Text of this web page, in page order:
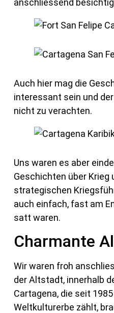
Auch hier mag die
interessant sein und
nicht zu verachten.
Uns waren es aber
Geschichten über Krieg
strategischen
auch einfach, fast am
satt waren.
Charmante
Wir waren froh
der Altstadt, innerhalb
Cartagena, die seit 1985
Weltkulturerbe zählt,